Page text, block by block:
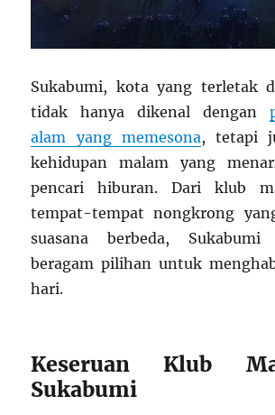
Sukabumi, kota yang terletak
tidak hanya dikenal dengan
alam yang memesona, tetapi
kehidupan malam yang
pencari hiburan. Dari klub
tempat-tempat nongkrong
suasana berbeda, Sukabumi
beragam pilihan untuk
hari.
Keseruan Klub
Sukabumi